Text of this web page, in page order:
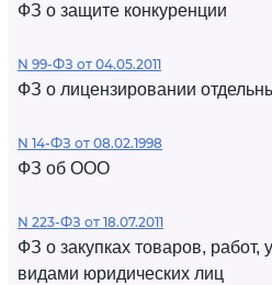
ФЗ о защите конкуренции
N 99-ФЗ от 04.05.2011
ФЗ о лицензировании
N 14-ФЗ от 08.02.1998
ФЗ об ООО
N 223-ФЗ от 18.07.2011
ФЗ о закупках товаров, работ,
видами юридических лиц